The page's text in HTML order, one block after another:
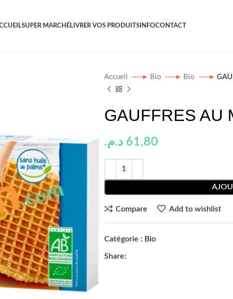
SUPER MARCHÉ LIVRER VOS PRODUITS INFOCONTACT
Accueil Bio Bio
GAUFFRES AU
61,80 د.م.
Compare Add to wishlist
Catégorie : Bio
Share: